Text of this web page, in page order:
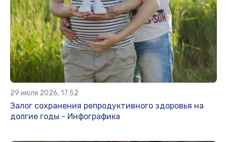
29 июля 2026, 17:52
Залог сохранения репродуктивного здоровья на
долгие годы - Инфографика